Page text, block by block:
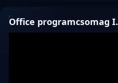
Office programcsomag I.